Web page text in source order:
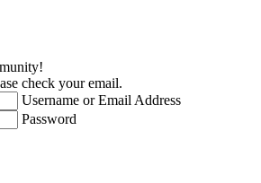
check your email.
Username or Email Address
Password